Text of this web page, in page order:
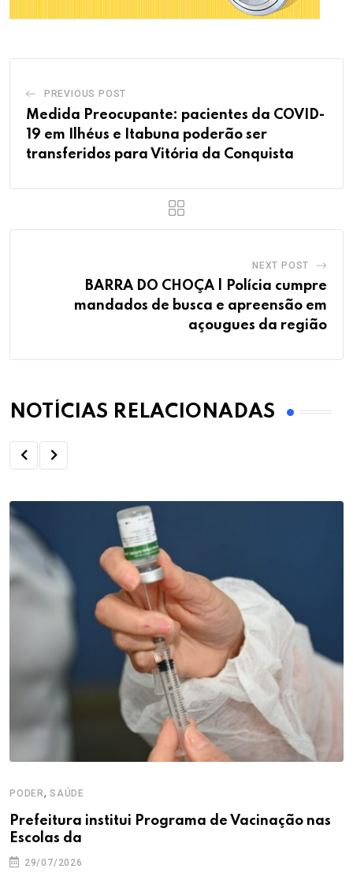
PREVIOUS POST
Medida Preocupante: pacientes da COVID-
19 em Ilhéus e Itabuna poderão ser
transferidos para Vitória da Conquista
NEXT POST
BARRA DO CHOÇA | Polícia cumpre
mandados de busca e apreensão em
açougues da região
NOTÍCIAS RELACIONADAS
PODER, SAÚDE
Prefeitura institui Programa de Vacinação nas
Escolas da
29/07/2026